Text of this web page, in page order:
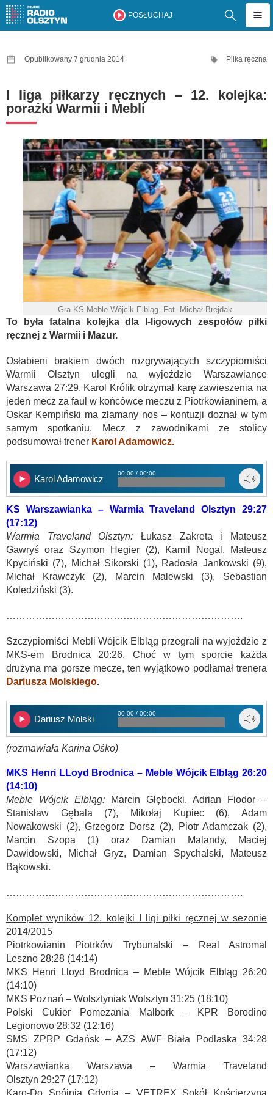
POSŁUCHAJ
Opublikowany 7 grudnia 2014 Piłka ręczna
I liga piłkarzy ręcznych – 12. kolejka:
porażki Warmii i Mebli
Gra KS Meble Wójcik Elbląg. Fot. Michał Brejdak
To była fatalna kolejka dla I-ligowych zespołów piłki
ręcznej z Warmii i Mazur.
Osłabieni brakiem dwóch rozgrywających szczypiorniści
Warmii Olsztyn ulegli na wyjeździe Warszawiance
Warszawa 27:29. Karol Królik otrzymał karę zawieszenia na
jeden mecz za faul w końcówce meczu z Piotrkowianinem, a
Oskar Kempiński ma złamany nos – kontuzji doznał w tym
samym spotkaniu. Mecz z zawodnikami ze stolicy
podsumował trener Karol Adamowicz.
Karol Adamowicz
00:00 / 00:00
KS Warszawianka – Warmia Traveland Olsztyn 29:27
(17:12)
Warmia Traveland Olsztyn:
Łukasz Zakreta i Mateusz
Gawryś oraz Szymon Hegier (2), Kamil Nogal, Mateusz
Kpyciński (7), Michał Sikorski (1), Radosła Jankowski (9),
Michał Krawczyk (2), Marcin Malewski (3), Sebastian
Koledziński (3).
……………………………………………………………….
Szczypiorniści Mebli Wójcik Elbląg przegrali na wyjeździe z
MKS-em Brodnica 20:26. Choć w tym sporcie każda
drużyna ma gorsze mecze, ten wyjątkowo podłamał trenera
Dariusza Molskiego.
Dariusz Molski
00:00 / 00:00
(rozmawiała Karina Ośko)
MKS Henri LLoyd Brodnica – Meble Wójcik Elbląg 26:20
(14:10)
Meble Wójcik Elbląg: Marcin Głębocki, Adrian Fiodor –
Stanisław Gębala (7), Mikołaj Kupiec (6), Adam
Nowakowski (2), Grzegorz Dorsz (2), Piotr Adamczak (2),
Marcin Szopa (1) oraz Damian Malandy, Maciej
Dawidowski, Michał Gryz, Damian Spychalski, Mateusz
Bąkowski.
……………………………………………………………….
Komplet wyników 12. kolejki I ligi piłki ręcznej w sezonie
2014/2015
Piotrkowianin Piotrków Trybunalski – Real Astromal
Leszno 28:28 (14:14)
MKS Henri Lloyd Brodnica – Meble Wójcik Elbląg 26:20
(14:10)
MKS Poznań – Wolsztyniak Wolsztyn 31:25 (18:10)
Polski Cukier Pomezania Malbork – KPR Borodino
Legionowo 28:32 (12:16)
SMS ZPRP Gdańsk – AZS AWF Biała Podlaska 34:28
(17:12)
Warszawianka Warszawa – Warmia Traveland
Olsztyn 29:27 (17:12)
Karo-Do Spójnia Gdynia – VETREX Sokół Kościerzyna